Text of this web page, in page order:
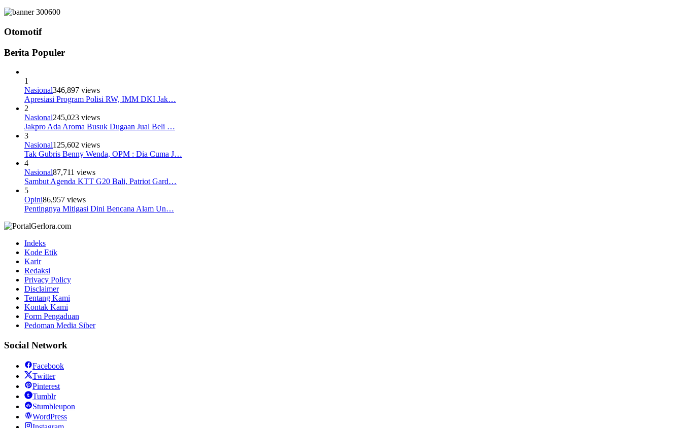
Otomotif
Berita Populer
1
Nasional346,897 views
Apresiasi Program Polisi RW, IMM DKI Jak…
2
Nasional245,023 views
Jakpro Ada Aroma Busuk Dugaan Jual Beli …
3
Nasional125,602 views
Tak Gubris Benny Wenda, OPM : Dia Cuma J…
4
Nasional87,711 views
Sambut Agenda KTT G20 Bali, Patriot Gard…
5
Opini86,957 views
Pentingnya Mitigasi Dini Bencana Alam Un…
Indeks
Kode Etik
Karir
Redaksi
Privacy Policy
Disclaimer
Tentang Kami
Kontak Kami
Form Pengaduan
Pedoman Media Siber
Social Network
Facebook
Twitter
Pinterest
Tumblr
Stumbleupon
WordPress